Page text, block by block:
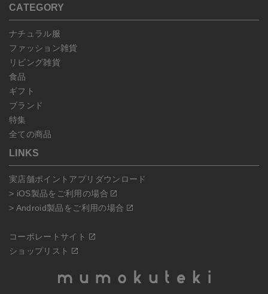
CATEGORY
ナチュラル服
ファッション雑貨
リビング雑貨
食品
ギフト
ブランド
特集
全ての商品
LINKS
実店舗ポイントアプリダウンロード
> iOS製品をご利用の場合
> Android製品をご利用の場合
コーポレートサイト
ショップリスト